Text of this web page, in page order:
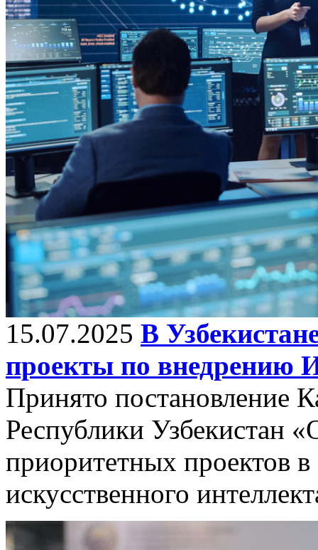
15.07.2025 В
проекты по внедрению
Принято постановление
Республики Узбекистан
приоритетных проектов в
искусственного